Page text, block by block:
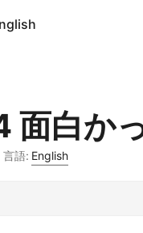
白か
言語: English